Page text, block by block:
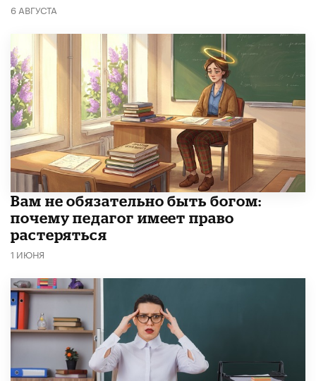
6 АВГУСТА
​Вам не обязательно быть богом:
почему педагог имеет право
растеряться
1 ИЮНЯ